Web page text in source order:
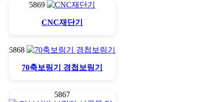
5869
CNC재단기
5868
70축보링기 경첩보링기
5867